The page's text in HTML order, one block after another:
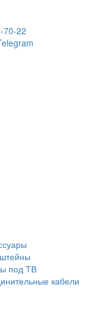
70-22
под ТВ
кабели